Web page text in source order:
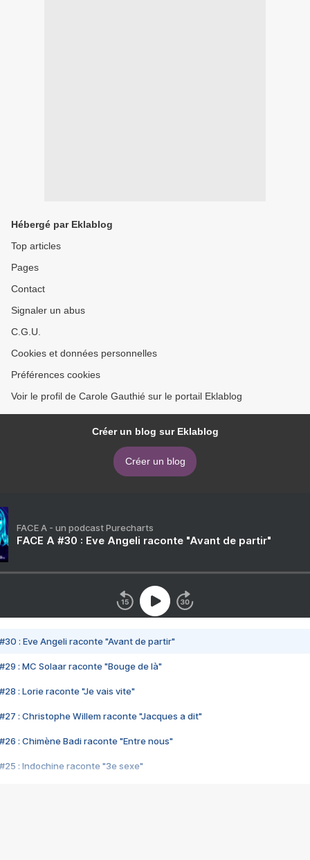
Hébergé par Eklablog
Top articles
Pages
Contact
Signaler un abus
C.G.U.
Cookies et données personnelles
Préférences cookies
Voir le profil de Carole Gauthié sur le portail Eklablog
Créer un blog sur Eklablog
Créer un blog
FACE A - un podcast Purecharts
FACE A #30 : Eve Angeli raconte "Avant de partir"
#30 : Eve Angeli raconte "Avant de partir"
#29 : MC Solaar raconte "Bouge de là"
#28 : Lorie raconte "Je vais vite"
#27 : Christophe Willem raconte "Jacques a dit"
#26 : Chimène Badi raconte "Entre nous"
#25 : Indochine raconte "3e sexe"